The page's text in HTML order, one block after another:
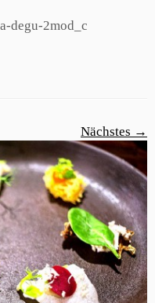
degu-2mod_c
Nächstes →